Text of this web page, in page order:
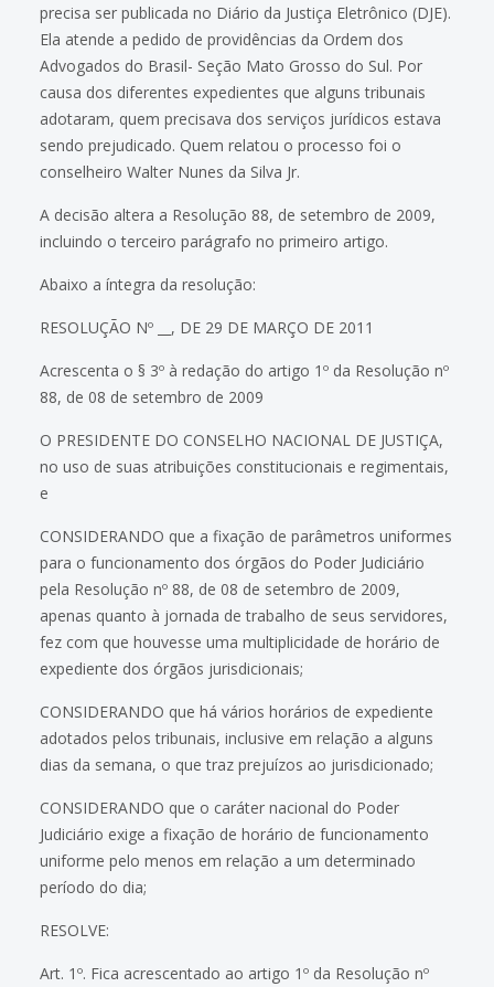
precisa ser publicada no Diário da Justiça Eletrônico (DJE).
Ela atende a pedido de providências da Ordem dos
Advogados do Brasil- Seção Mato Grosso do Sul. Por
causa dos diferentes expedientes que alguns tribunais
adotaram, quem precisava dos serviços jurídicos estava
sendo prejudicado. Quem relatou o processo foi o
conselheiro Walter Nunes da Silva Jr.
A decisão altera a Resolução 88, de setembro de 2009,
incluindo o terceiro parágrafo no primeiro artigo.
Abaixo a íntegra da resolução:
RESOLUÇÃO Nº __, DE 29 DE MARÇO DE 2011
Acrescenta o § 3º à redação do artigo 1º da Resolução nº
88, de 08 de setembro de 2009
O PRESIDENTE DO CONSELHO NACIONAL DE JUSTIÇA,
no uso de suas atribuições constitucionais e regimentais,
e
CONSIDERANDO que a fixação de parâmetros uniformes
para o funcionamento dos órgãos do Poder Judiciário
pela Resolução nº 88, de 08 de setembro de 2009,
apenas quanto à jornada de trabalho de seus servidores,
fez com que houvesse uma multiplicidade de horário de
expediente dos órgãos jurisdicionais;
CONSIDERANDO que há vários horários de expediente
adotados pelos tribunais, inclusive em relação a alguns
dias da semana, o que traz prejuízos ao jurisdicionado;
CONSIDERANDO que o caráter nacional do Poder
Judiciário exige a fixação de horário de funcionamento
uniforme pelo menos em relação a um determinado
período do dia;
RESOLVE:
Art. 1º. Fica acrescentado ao artigo 1º da Resolução nº